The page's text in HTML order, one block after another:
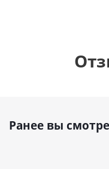
Ранее вы